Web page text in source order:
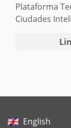
Plataforma
Ciudades
English